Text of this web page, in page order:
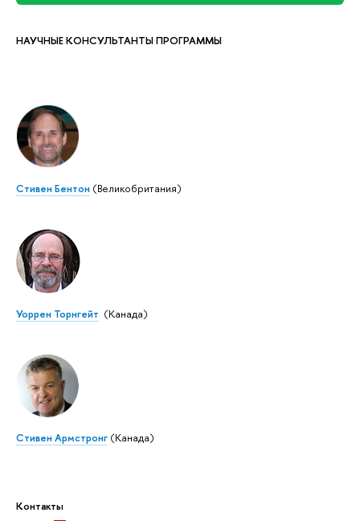
НАУЧНЫЕ КОНСУЛЬТАНТЫ ПРОГРАММЫ
Стивен Бентон (Великобритания)
Уоррен Торнгейт (Канада)
Стивен Армстронг (Канада)
Контакты